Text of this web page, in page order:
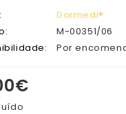
Dormedi®
M-00351/06
Por